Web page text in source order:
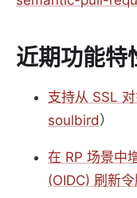
近期功能特
支持从 SSL
soulbird）
在 RP 场景中
(OIDC) 刷新